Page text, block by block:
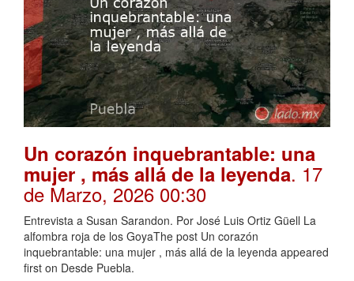
Un corazón inquebrantable: una
mujer , más allá de la leyenda. 17
de Marzo, 2026 00:30
Entrevista a Susan Sarandon. Por José Luis Ortiz Güell La
alfombra roja de los GoyaThe post Un corazón
inquebrantable: una mujer , más allá de la leyenda appeared
first on Desde Puebla.